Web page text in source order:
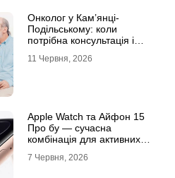
Онколог у Кам’янці-
Подільському: коли
потрібна консультація і
обстеження?
11 Червня, 2026
Apple Watch та Айфон 15
Про бу — сучасна
комбінація для активних
7 Червня, 2026